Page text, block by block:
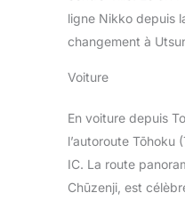
ligne Nikko depuis
changement à
Voiture
En voiture depuis
l’autoroute Tōhoku
IC. La route
Chūzenji, est